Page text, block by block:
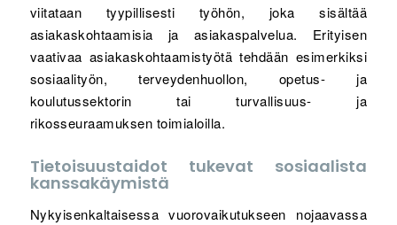
viitataan tyypillisesti työhön, joka sisältää
asiakaskohtaamisia ja asiakaspalvelua. Erityisen
vaativaa asiakaskohtaamistyötä tehdään esimerkiksi
sosiaalityön, terveydenhuollon, opetus- ja
koulutussektorin tai turvallisuus- ja
rikosseuraamuksen toimialoilla.
Tietoisuustaidot tukevat sosiaalista
kanssakäymistä
Nykyisenkaltaisessa vuorovaikutukseen nojaavassa